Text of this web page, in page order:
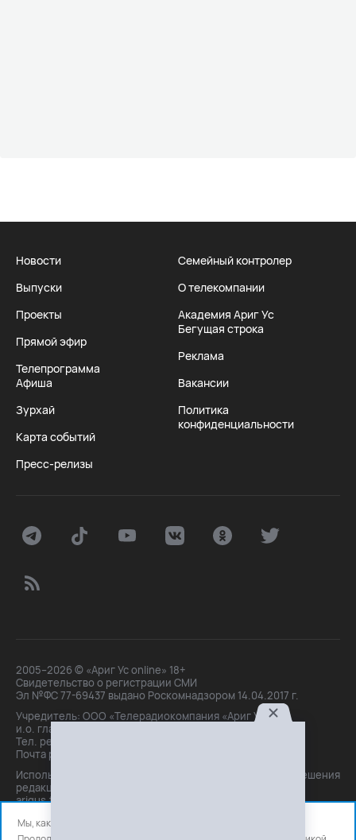
Новости
Выпуски
Проекты
Прямой эфир
Телепрограмма
Афиша
Зурхай
Карта событий
Пресс-релизы
Семейный контролер
О телекомпании
Академия Ариг Ус
Бегущая строка
Реклама
Вакансии
Политика
конфиденциальности
2005–2026 © «Ариг Ус online» 18+
Свидетельство о регистрации СМИ
Эл №ФС 77-69437 выдано Роскомнадзором 14.04.2017 г.
Учредитель: ООО «Телерадиокомпания «Ариг Ус»,
и.о. главного редактора: Маханова О.Б.
Тел. peдakции: +7(3012)21-30-14,
Почта peдakции: editor@arigus.tv
Использование материалов только с письменного разрешения
редакции. При цитировании прямая активная ссылка на
arigus.tv обязательна.
Мы, как и все используем файлы cookie и сервисы аналитики.